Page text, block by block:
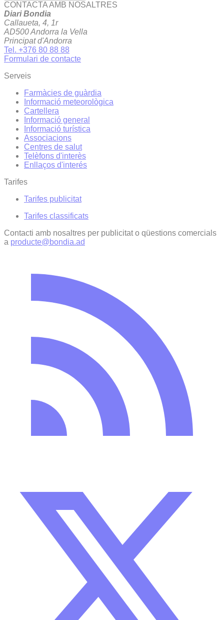
CONTACTA AMB NOSALTRES
Diari Bondia
Callaueta, 4, 1r
AD500 Andorra la Vella
Principat d'Andorra
Tel. +376 80 88 88
Formulari de contacte
Serveis
Farmàcies de guàrdia
Informació meteorològica
Cartellera
Informació general
Informació turística
Associacions
Centres de salut
Telèfons d'interès
Enllaços d'interés
Tarifes
Tarifes publicitat
Tarifes classificats
Contacti amb nosaltres per publicitat o qüestions comercials
a producte@bondia.ad